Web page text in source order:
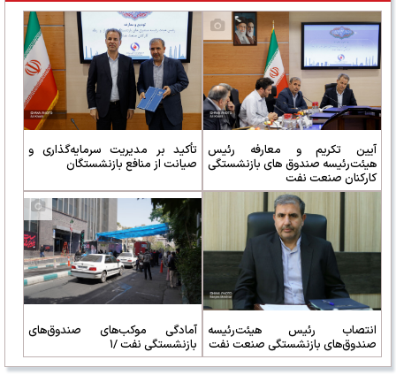
آیین تکریم و معارفه رئیس
هیئت‌رئیسه صندوق های بازنشستگی
کارکنان صنعت نفت
تأکید بر مدیریت سرمایه‌گذاری و
صیانت از منافع بازنشستگان
انتصاب رئیس هیئت‌رئیسه
صندوق‌های بازنشستگی صنعت نفت
آمادگی موکب‌های صندوق‌های
بازنشستگی نفت /۱